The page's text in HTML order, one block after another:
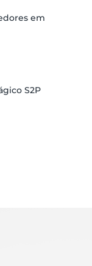
em
S2P